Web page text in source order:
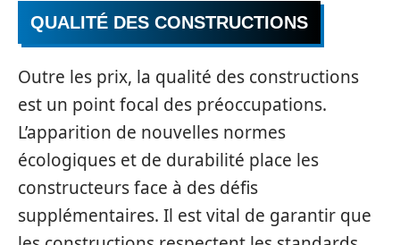
QUALITÉ DES CONSTRUCTIONS
Outre les prix, la qualité des constructions
est un point focal des préoccupations.
L’apparition de nouvelles normes
écologiques et de durabilité place les
constructeurs face à des défis
supplémentaires. Il est vital de garantir que